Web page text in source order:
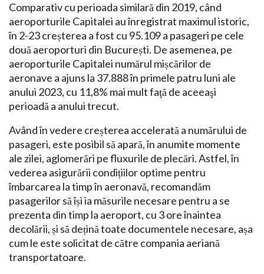
Comparativ cu perioada similară din 2019, când
aeroporturile Capitalei au înregistrat maximul istoric,
în 2-23 creșterea a fost cu 95.109 a pasageri pe cele
două aeroporturi din București. De asemenea, pe
aeroporturile Capitalei numărul mișcărilor de
aeronave a ajuns la 37.888 în primele patru luni ale
anului 2023, cu 11,8% mai mult faţă de aceeaşi
perioadă a anului trecut.
Având în vedere creșterea accelerată a numărului de
pasageri, este posibil să apară, în anumite momente
ale zilei, aglomerări pe fluxurile de plecări. Astfel, în
vederea asigurării condițiilor optime pentru
îmbarcarea la timp în aeronavă, recomandăm
pasagerilor să își ia măsurile necesare pentru a se
prezenta din timp la aeroport, cu 3 ore înaintea
decolării, și să dețină toate documentele necesare, așa
cum le este solicitat de către compania aeriană
transportatoare.